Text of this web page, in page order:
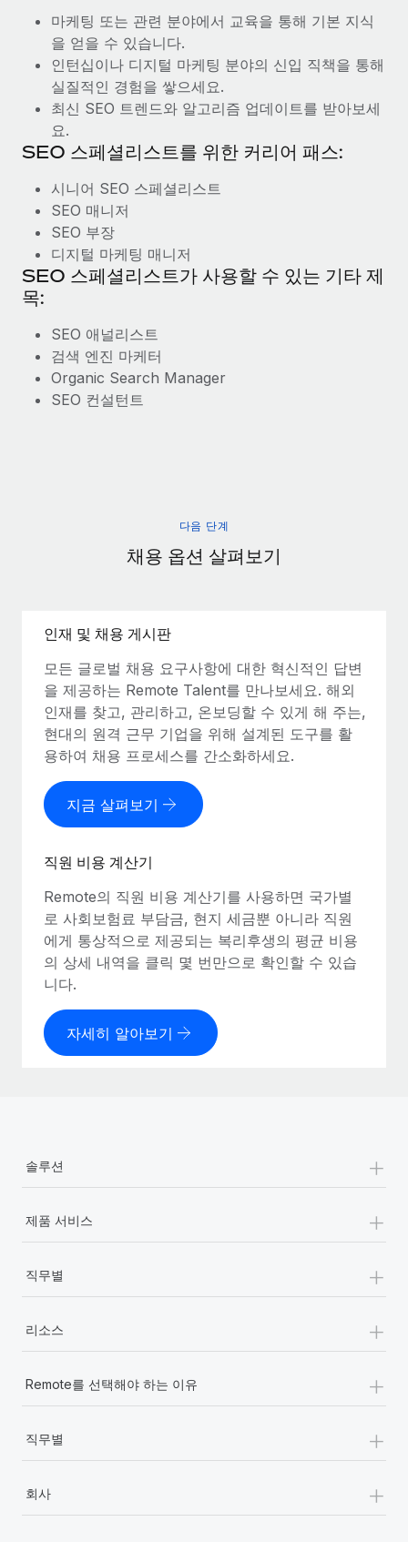
마케팅 또는 관련 분야에서 교육을 통해 기본 지식
을 얻을 수 있습니다.
인턴십이나 디지털 마케팅 분야의 신입 직책을 통해
실질적인 경험을 쌓으세요.
최신 SEO 트렌드와 알고리즘 업데이트를 받아보세
요.
SEO 스페셜리스트를 위한 커리어 패스:
시니어 SEO 스페셜리스트
SEO 매니저
SEO 부장
디지털 마케팅 매니저
SEO 스페셜리스트가 사용할 수 있는 기타 제
목:
SEO 애널리스트
검색 엔진 마케터
Organic Search Manager
SEO 컨설턴트
다음 단계
채용 옵션 살펴보기
인재 및 채용 게시판
모든 글로벌 채용 요구사항에 대한 혁신적인 답변
을 제공하는 Remote Talent를 만나보세요. 해외
인재를 찾고, 관리하고, 온보딩할 수 있게 해 주는,
현대의 원격 근무 기업을 위해 설계된 도구를 활
용하여 채용 프로세스를 간소화하세요.
지금 살펴보기
직원 비용 계산기
Remote의 직원 비용 계산기를 사용하면 국가별
로 사회보험료 부담금, 현지 세금뿐 아니라 직원
에게 통상적으로 제공되는 복리후생의 평균 비용
의 상세 내역을 클릭 몇 번만으로 확인할 수 있습
니다.
자세히 알아보기
솔루션 +
제품 서비스 +
직무별 +
리소스 +
Remote를 선택해야 하는 이유 +
직무별 +
회사 +